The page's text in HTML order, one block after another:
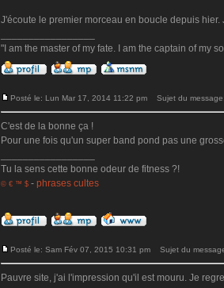
J'écoute le premier morceau en boucle depuis
"I am the master of my fate. I am the captain of my
Posté le: Lun Mar 17, 2014 11:22 pm Sujet du
C'est de la bonne ça !
Pour une fois qu'un super band pond pas une
Tu la sens cette bonne odeur de fitness ?!
© € ™ $ - phrases cultes
Posté le: Sam Fév 07, 2015 10:31 pm Sujet du
Pauvre site, j'ai l'impression qu'il est mouru. Je